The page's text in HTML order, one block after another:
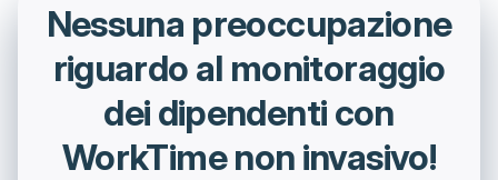
Nessuna preoccupazione
riguardo al monitoraggio
dei dipendenti con
WorkTime non invasivo!